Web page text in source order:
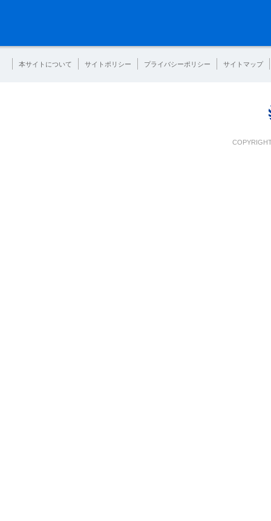
本サイトについて サイトポリシー プライバシーポリシー サイトマップ